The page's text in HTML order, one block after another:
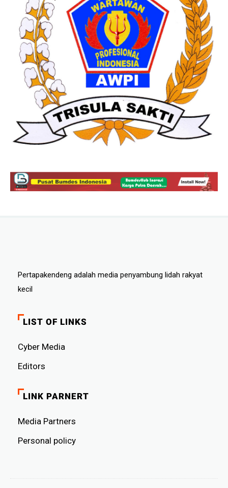
Pertapakendeng adalah media penyambung lidah rakyat
kecil
LIST OF LINKS
Cyber ​​Media
Editors
LINK PARNERT
Media Partners
Personal policy